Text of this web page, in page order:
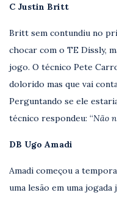
C Justin Britt
Britt sem contundiu no
chocar com o TE Dissly,
jogo. O técnico Pete
dolorido mas que vai
Perguntando se ele
técnico respondeu: “Não
DB Ugo Amadi
Amadi começou a
uma lesão em uma